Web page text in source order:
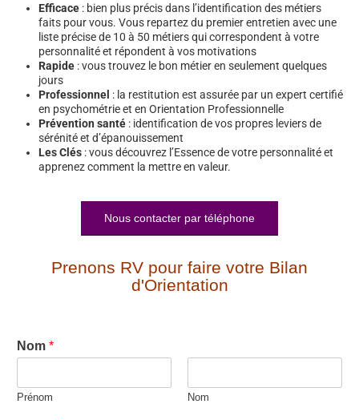
Efficace : bien plus précis dans l’identification des métiers
faits pour vous. Vous repartez du premier entretien avec une
liste précise de 10 à 50 métiers qui correspondent à votre
personnalité et répondent à vos motivations
Rapide : vous trouvez le bon métier en seulement quelques
jours
Professionnel : la restitution est assurée par un expert certifié
en psychométrie et en Orientation Professionnelle
Prévention santé : identification de vos propres leviers de
sérénité et d’épanouissement
Les Clés : vous découvrez l’Essence de votre personnalité et
apprenez comment la mettre en valeur.
Nous contacter par téléphone
Prenons RV pour faire votre Bilan
d'Orientation
Nom *
Prénom Nom